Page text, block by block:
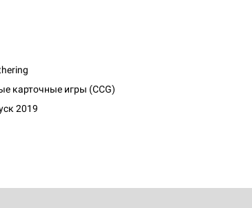
карточные игры (CCG)
2019